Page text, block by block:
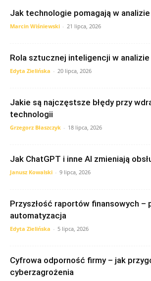
Jak technologie pomagają w
Marcin Wiśniewski - 21 lipca, 2026
Rola sztucznej inteligencji w
Edyta Zielińska - 20 lipca, 2026
Jakie są najczęstsze błędy przy
technologii
Grzegorz Błaszczyk - 18 lipca, 2026
Jak ChatGPT i inne AI zmieniają
Janusz Kowalski - 9 lipca, 2026
Przyszłość raportów finansowych –
automatyzacja
Edyta Zielińska - 5 lipca, 2026
Cyfrowa odporność firmy – jak
cyberzagrożenia